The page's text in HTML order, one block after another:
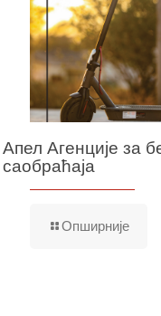
Апел Агенције за
саобраћаја
Опширније